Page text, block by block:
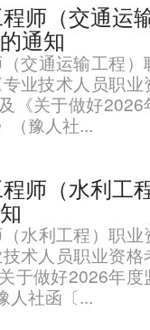
师（交通运
通知
交通运输工程
技术人员职业
《关于做好
（豫人社...
师（水利工
水利工程）职
人员职业资格
于做好2026年
人社函〔...